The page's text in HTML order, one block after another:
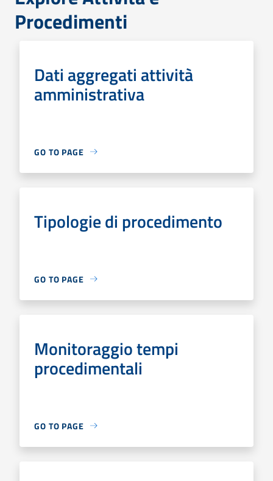
Procedimenti
Dati aggregati attività
amministrativa
GO TO PAGE
Tipologie di procedimento
GO TO PAGE
Monitoraggio tempi
procedimentali
GO TO PAGE